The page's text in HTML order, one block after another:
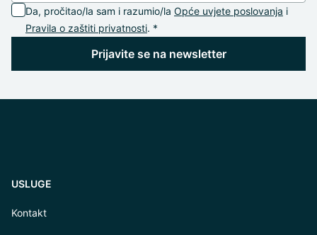
Da, pročitao/la sam i razumio/la Opće uvjete poslovanja i
Pravila o zaštiti privatnosti. *
Prijavite se na newsletter
USLUGE
Kontakt